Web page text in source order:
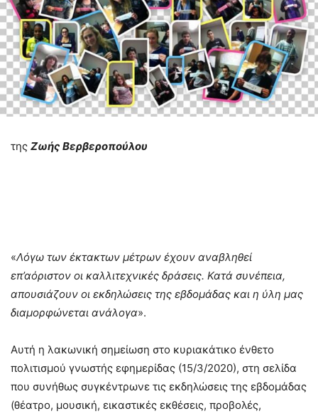
της Ζωής Βερβεροπούλου
«Λόγω των έκτακτων μέτρων έχουν αναβληθεί
επ’αόριστον οι καλλιτεχνικές δράσεις. Κατά συνέπεια,
απουσιάζουν οι εκδηλώσεις της εβδομάδας και η ύλη μας
διαμορφώνεται ανάλογα».
Αυτή η λακωνική σημείωση στο κυριακάτικο ένθετο
πολιτισμού γνωστής εφημερίδας (15/3/2020), στη σελίδα
που συνήθως συγκέντρωνε τις εκδηλώσεις της εβδομάδας
(θέατρο, μουσική, εικαστικές εκθέσεις, προβολές,